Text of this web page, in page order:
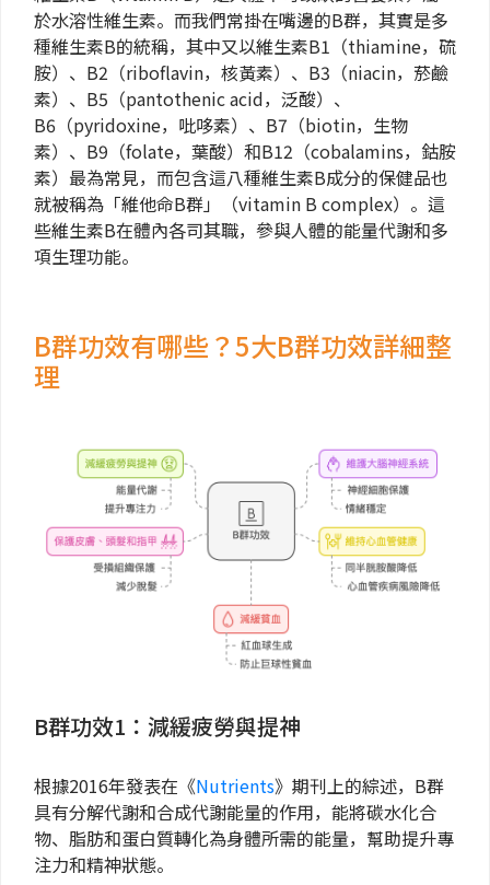
於水溶性維生素。而我們常掛在嘴邊的B群，其實是多
種維生素B的統稱，其中又以維生素B1（thiamine，硫
胺）、B2（riboflavin，核黃素）、B3（niacin，菸鹼
素）、B5（pantothenic acid，泛酸）、
B6（pyridoxine，吡哆素）、B7（biotin，生物
素）、B9（folate，葉酸）和B12（cobalamins，鈷胺
素）最為常見，而包含這八種維生素B成分的保健品也
就被稱為「維他命B群」（vitamin B complex）。這
些維生素B在體內各司其職，參與人體的能量代謝和多
項生理功能。
B群功效有哪些？5大B群功效詳細整
理
B群功效1：減緩疲勞與提神
根據2016年發表在《Nutrients》期刊上的綜述，B群
具有分解代謝和合成代謝能量的作用，能將碳水化合
物、脂肪和蛋白質轉化為身體所需的能量，幫助提升專
注力和精神狀態。